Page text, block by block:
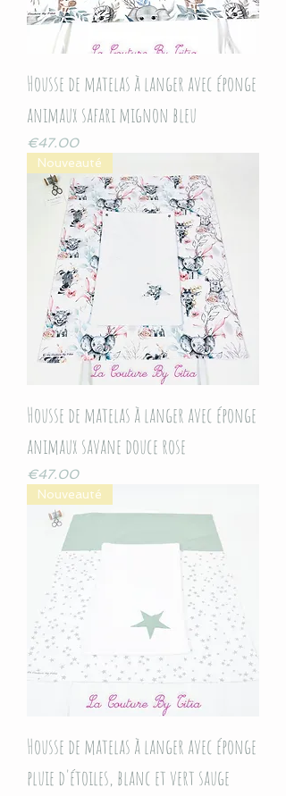
Housse de matelas à langer avec éponge
animaux safari mignon bleu
Price
€47.00
Nouveauté
Housse de matelas à langer avec éponge
animaux savane douce rose
Price
€47.00
Nouveauté
Housse de matelas à langer avec éponge
pluie d'étoiles, blanc et vert sauge